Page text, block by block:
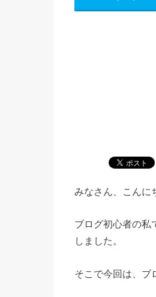
みなさん、こんに
ブログ初心者の私
しました。
そこで今回は、ブ